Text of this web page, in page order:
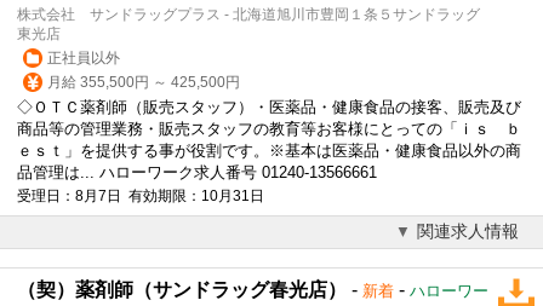
株式会社 サンドラッグプラス - 北海道旭川市豊岡１条５サンドラッグ
東光店
正社員以外
月給 355,500円 ～ 425,500円
◇ＯＴＣ薬剤師（販売スタッフ）・医薬品・健康食品の接客、販売及び
商品等の管理業務・販売スタッフの教育等お客様にとっての「ｉｓ ｂ
ｅｓｔ」を提供する事が役割です。※基本は医薬品・健康食品以外の商
品管理は... ハローワーク求人番号 01240-13566661
受理日：8月7日 有効期限：10月31日
関連求人情報
（契）薬剤師（サンドラッグ春光店） - 新着 - ハローワー